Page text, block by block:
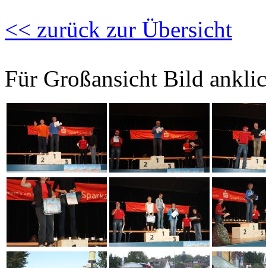
<< zurück zur Übersicht
Für Großansicht Bild